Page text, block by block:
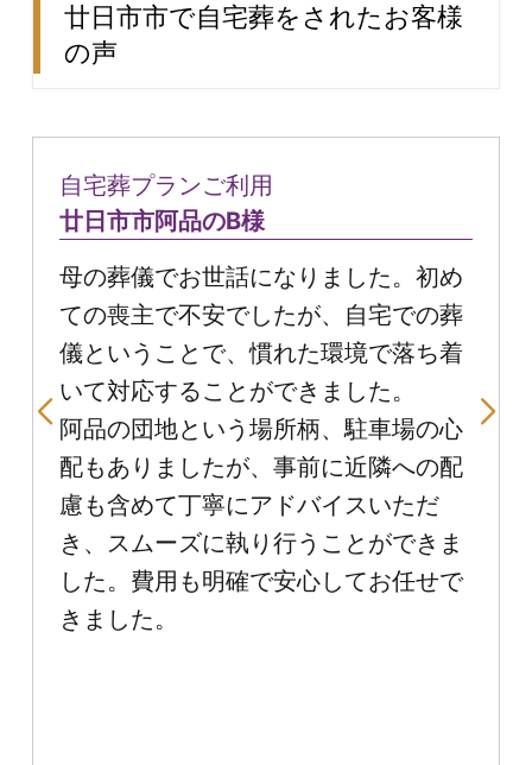
廿日市市で自宅葬をされたお客様
の声
自宅葬プランご利用
廿日市市阿品のB様
母の葬儀でお世話になりました。初め
ての喪主で不安でしたが、自宅での葬
儀ということで、慣れた環境で落ち着
いて対応することができました。
阿品の団地という場所柄、駐車場の心
配もありましたが、事前に近隣への配
慮も含めて丁寧にアドバイスいただ
き、スムーズに執り行うことができま
した。費用も明確で安心してお任せで
きました。